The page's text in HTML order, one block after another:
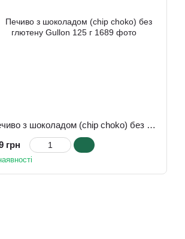
Печиво з шоколадом (chip choko) без глютену Gullon 125 г
грн